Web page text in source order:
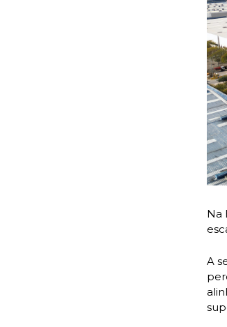
Na
A